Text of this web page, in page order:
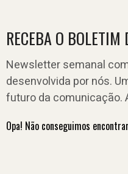
RECEBA O BOLETIM
Newsletter semanal
desenvolvida por nós.
futuro da comunicação.
Opa! Não conseguimos